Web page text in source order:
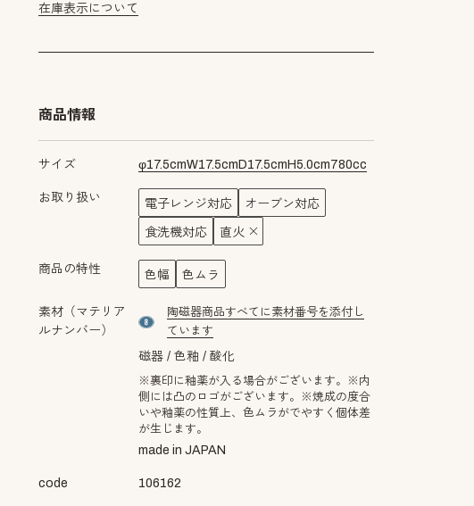
在庫表示について
商品情報
サイズ φ17.5cmW17.5cm D17.5cm H5.0cm780cc
お取り扱い 電子レンジ対応 オーブン対応
食洗機対応 直火
商品の特性 色幅 色ムラ
素材（マテリア
ルナンバー）
material number8
陶磁器商品すべてに素材番号を添付し
ています
磁器 色釉 酸化
※裏印に釉薬が入る場合がございます。※内
側には凸のロゴがございます。※焼成の度合
いや釉薬の性質上、色ムラがでやすく個体差
が生じます。
made in JAPAN
code 106162